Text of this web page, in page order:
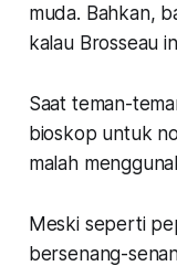
muda. Bahkan,
kalau Brosseau
Saat teman-
bioskop untuk
malah
Meski seperti
bersenang-